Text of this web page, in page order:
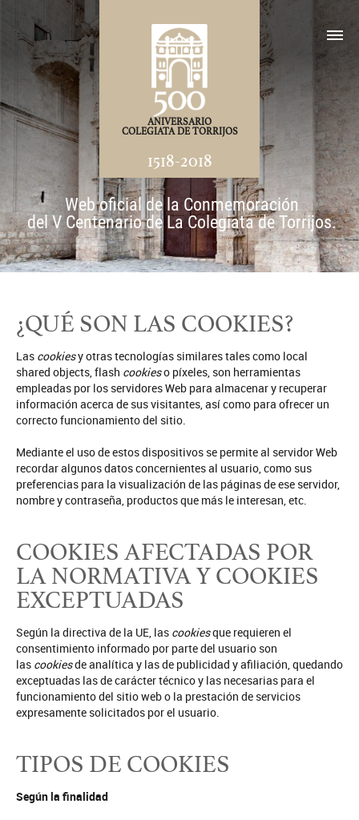
ANIVERSARIO
COLEGIATA DE TORRIJOS
1518-2018
Web oficial de la Conmemoración
del V Centenario de La Colegiata de Torrijos.
¿QUÉ SON LAS COOKIES?
Las cookiesy otras tecnologías similares tales como local
shared objects, flash cookieso píxeles, son herramientas
empleadas por los servidores Web para almacenar y recuperar
información acerca de sus visitantes, así como para ofrecer un
correcto funcionamiento del sitio.
Mediante el uso de estos dispositivos se permite al servidor Web
recordar algunos datos concernientes al usuario, como sus
preferencias para la visualización de las páginas de ese servidor,
nombre y contraseña, productos que más le interesan, etc.
COOKIES AFECTADAS POR
LA NORMATIVA Y COOKIES
EXCEPTUADAS
Según la directiva de la UE, las cookiesque requieren el
consentimiento informado por parte del usuario son
las cookiesde analítica y las de publicidad y afiliación, quedando
exceptuadas las de carácter técnico y las necesarias para el
funcionamiento del sitio web o la prestación de servicios
expresamente solicitados por el usuario.
TIPOS DE COOKIES
Según la finalidad